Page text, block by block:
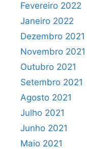
Fevereiro 2022
Janeiro 2022
Dezembro 2021
Novembro 2021
Outubro 2021
Setembro 2021
Agosto 2021
Julho 2021
Junho 2021
Maio 2021